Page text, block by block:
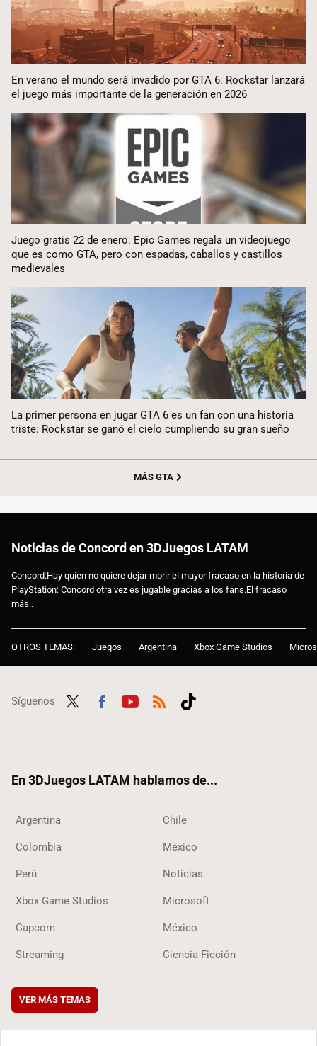
En verano el mundo será invadido por GTA 6: Rockstar lanzará
el juego más importante de la generación en 2026
Juego gratis 22 de enero: Epic Games regala un videojuego
que es como GTA, pero con espadas, caballos y castillos
medievales
La primer persona en jugar GTA 6 es un fan con una historia
triste: Rockstar se ganó el cielo cumpliendo su gran sueño
MÁS GTA
Noticias de Concord en 3DJuegos LATAM
Concord:Hay quien no quiere dejar morir el mayor fracaso en la historia de
PlayStation: Concord otra vez es jugable gracias a los fans.El fracaso
más..
OTROS TEMAS: Juegos Argentina Xbox Game Studios
Síguenos
En 3DJuegos LATAM hablamos de...
Argentina Chile
Colombia México
Perú Noticias
Xbox Game Studios Microsoft
Capcom México
Streaming Ciencia Ficción
VER MÁS TEMAS